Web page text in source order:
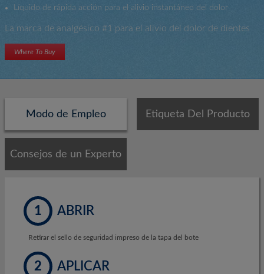
Líquido de rápida acción para el alivio instantáneo del dolor
La marca de analgésico #1 para el alivio del dolor de dientes
Where To Buy
Modo de Empleo Etiqueta Del Producto
Consejos de un Experto
1 ABRIR
Retirar el sello de seguridad impreso de la tapa del bote
2 APLICAR